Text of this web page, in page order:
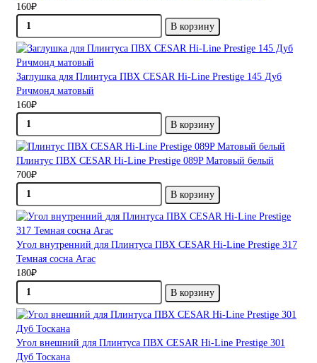
160₽
В корзину
Заглушка для Плинтуса ПВХ CESAR Hi-Line Prestige 145 Дуб
Ричмонд матовый
160₽
В корзину
Плинтус ПВХ CESAR Hi-Line Prestige 089P Матовый белый
700₽
В корзину
Угол внутренний для Плинтуса ПВХ CESAR Hi-Line Prestige 317
Темная сосна Агас
180₽
В корзину
Угол внешний для Плинтуса ПВХ CESAR Hi-Line Prestige 301
Дуб Тоскана